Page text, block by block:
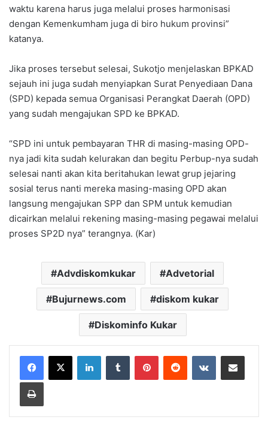
waktu karena harus juga melalui proses harmonisasi
dengan Kemenkumham juga di biro hukum provinsi”
katanya.
Jika proses tersebut selesai, Sukotjo menjelaskan BPKAD
sejauh ini juga sudah menyiapkan Surat Penyediaan Dana
(SPD) kepada semua Organisasi Perangkat Daerah (OPD)
yang sudah mengajukan SPD ke BPKAD.
“SPD ini untuk pembayaran THR di masing-masing OPD-
nya jadi kita sudah kelurakan dan begitu Perbup-nya sudah
selesai nanti akan kita beritahukan lewat grup jejaring
sosial terus nanti mereka masing-masing OPD akan
langsung mengajukan SPP dan SPM untuk kemudian
dicairkan melalui rekening masing-masing pegawai melalui
proses SP2D nya” terangnya. (Kar)
Advdiskomkukar Advetorial
Bujurnews.com diskom kukar
Diskominfo Kukar
LinkedInTumblr PinterestReddit VKontakteShare via Email
Print